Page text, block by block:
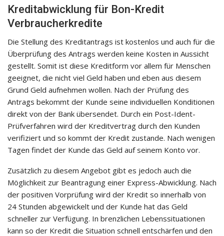
Kreditabwicklung für Bon-Kredit
Verbraucherkredite
Die Stellung des Kreditantrags ist kostenlos und auch für die
Überprüfung des Antrags werden keine Kosten in Aussicht
gestellt. Somit ist diese Kreditform vor allem für Menschen
geeignet, die nicht viel Geld haben und eben aus diesem
Grund Geld aufnehmen wollen. Nach der Prüfung des
Antrags bekommt der Kunde seine individuellen Konditionen
direkt von der Bank übersendet. Durch ein Post-Ident-
Prüfverfahren wird der Kreditvertrag durch den Kunden
verifiziert und so kommt der Kredit zustande. Nach wenigen
Tagen findet der Kunde das Geld auf seinem Konto vor.
Zusätzlich zu diesem Angebot gibt es jedoch auch die
Möglichkeit zur Beantragung einer Express-Abwicklung. Nach
der positiven Vorprüfung wird der Kredit so innerhalb von
24 Stunden abgewickelt und der Kunde hat das Geld
schneller zur Verfügung. In brenzlichen Lebenssituationen
kann so der Kredit die Situation schnell entschärfen und den